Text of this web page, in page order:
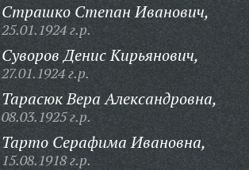
Страшко Степан Иванович,
25.01.1924 г.р.
Суворов Денис Кирьянович,
27.01.1924 г.р.
Тарасюк Вера Александровна,
08.03.1925 г.р.
Тарто Серафима Ивановна,
15.08.1918 г.р.